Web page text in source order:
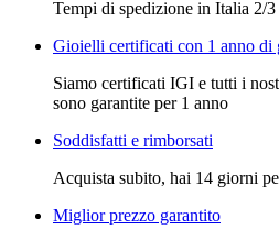
Tempi di spedizione in Italia 2/
Gioielli certificati con 1 anno di
Siamo certificati IGI e tutti i
sono garantite per 1 anno
Soddisfatti e rimborsati
Acquista subito, hai 14 giorni
Miglior prezzo garantito